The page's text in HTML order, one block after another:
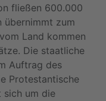
fließen 600.000
übernimmt zum
Land kommen
Die staatliche
Auftrag des
Protestantische
sich um die